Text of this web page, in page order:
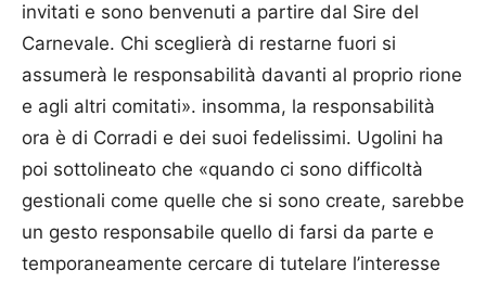
invitati e sono benvenuti a partire dal Sire del
Carnevale. Chi sceglierà di restarne fuori si
assumerà le responsabilità davanti al proprio rione
e agli altri comitati». insomma, la responsabilità
ora è di Corradi e dei suoi fedelissimi. Ugolini ha
poi sottolineato che «quando ci sono difficoltà
gestionali come quelle che si sono create, sarebbe
un gesto responsabile quello di farsi da parte e
temporaneamente cercare di tutelare l’interesse